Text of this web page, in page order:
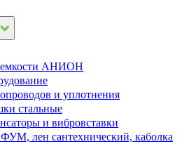
емкости АНИОН
и уплотнения
стальные
и вибровставки
лен сантехнический, каболка